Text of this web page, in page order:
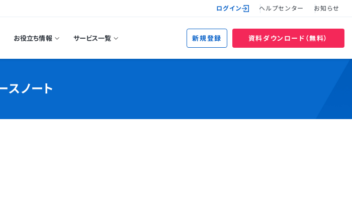
ログイン ヘルプセンター お知らせ
お役立ち情報 サービス一覧 新規登録 資料ダウンロード（無料）
スノート